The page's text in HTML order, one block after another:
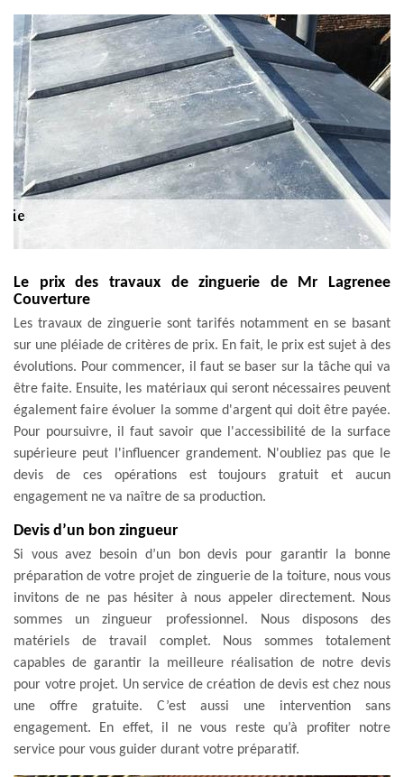
Le prix des travaux de zinguerie de Mr Lagrenee
Couverture
Les travaux de zinguerie sont tarifés notamment en se basant
sur une pléiade de critères de prix. En fait, le prix est sujet à des
évolutions. Pour commencer, il faut se baser sur la tâche qui va
être faite. Ensuite, les matériaux qui seront nécessaires peuvent
également faire évoluer la somme d'argent qui doit être payée.
Pour poursuivre, il faut savoir que l'accessibilité de la surface
supérieure peut l'influencer grandement. N'oubliez pas que le
devis de ces opérations est toujours gratuit et aucun
engagement ne va naître de sa production.
Devis d’un bon zingueur
Si vous avez besoin d’un bon devis pour garantir la bonne
préparation de votre projet de zinguerie de la toiture, nous vous
invitons de ne pas hésiter à nous appeler directement. Nous
sommes un zingueur professionnel. Nous disposons des
matériels de travail complet. Nous sommes totalement
capables de garantir la meilleure réalisation de notre devis
pour votre projet. Un service de création de devis est chez nous
une offre gratuite. C’est aussi une intervention sans
engagement. En effet, il ne vous reste qu’à profiter notre
service pour vous guider durant votre préparatif.